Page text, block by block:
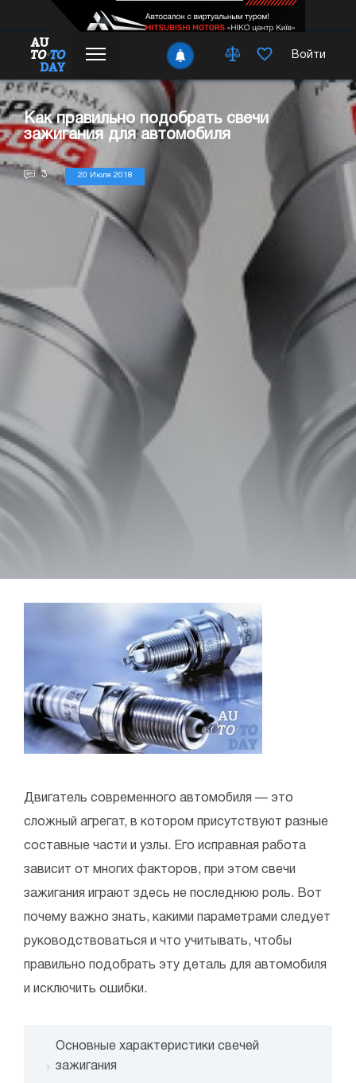
Войти
Как правильно подобрать свечи
зажигания для автомобиля
3 20 Июля 2018
Двигатель современного автомобиля — это
сложный агрегат, в котором присутствуют разные
составные части и узлы. Его исправная работа
зависит от многих факторов, при этом свечи
зажигания играют здесь не последнюю роль. Вот
почему важно знать, какими параметрами следует
руководствоваться и что учитывать, чтобы
правильно подобрать эту деталь для автомобиля
и исключить ошибки.
Основные характеристики свечей
зажигания